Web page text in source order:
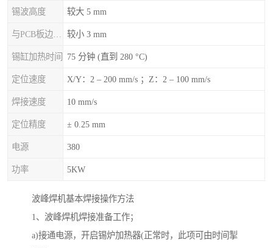
锡波高度 较大 5 mm
较小 3 mm
锡缸加热时间 75 分钟 (直到 280 °C)
定位速度 X/Y：2 – 200 mm/s ；Z：2 – 100 mm/s
焊接速度 10 mm/s
定位精度 ± 0.25 mm
电源 380
功率 5KW
波峰焊机基本焊接操作方法
1、波峰焊机焊接准备工作；
a)接通电源，开启锡炉加热器(正常时，此项可由时间掣